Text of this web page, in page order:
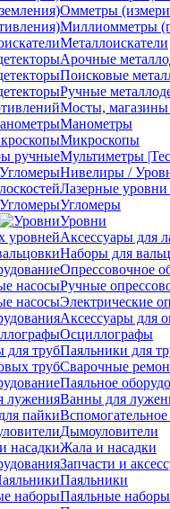
Омметры
Миллиомметры
Металлоискатели
Арочные
Поисковые
Ручные
Мосты, магазины
Манометры
Микроскопы
Мультиметры
Нивелиры /
Лазерные уровни
Угломеры
Уровни
Аксессуары для
Наборы для
Опрессовочное
Ручные
Электрические
Аксессуары для
Осциллографы
Паяльники для
Сварочные
Паяльное
Ванны для
Дымоуловители
Жала и насадки
Запчасти и
Паяльники
Паяльные наборы